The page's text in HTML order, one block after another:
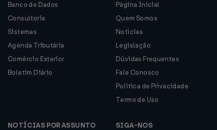
Banco de Dados
Consultoria
Sistemas
Agenda Tributária
Comércio Exterior
Boletim Diário
Página Inicial
Quem Somos
Notícias
Legislação
Dúvidas Frequentes
Fale Conosco
Política de Privacidade
Termo de Uso
NOTÍCIAS POR ASSUNTO
SIGA-NOS